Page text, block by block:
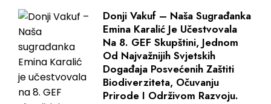
Donji Vakuf – Naša Sugrađanka
Emina Karalić Je Učestvovala
Na 8. GEF Skupštini, Jednom
Od Najvažnijih Svjetskih
Događaja Posvećenih Zaštiti
Biodiverziteta, Očuvanju
Prirode I Održivom Razvoju.